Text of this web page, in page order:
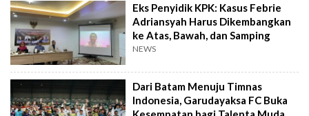
Eks Penyidik KPK: Kasus Febrie
Adriansyah Harus Dikembangkan
ke Atas, Bawah, dan Samping
NEWS
Dari Batam Menuju Timnas
Indonesia, Garudayaksa FC Buka